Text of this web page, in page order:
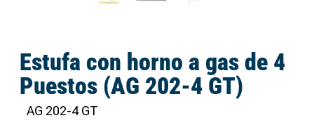
Estufa con horno a gas de 4
Puestos (AG 202-4 GT)
AG 202-4 GT